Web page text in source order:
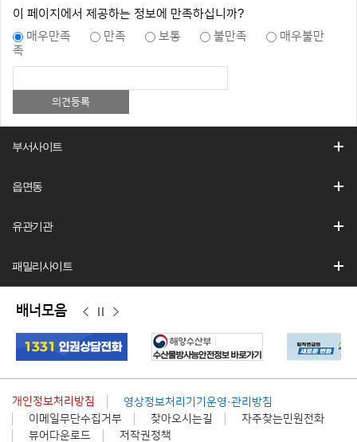
이 페이지에서 제공하는 정보에 만족하십니까?
매우만족
만족 보통 불만족
매우불만
족
부서사이트
읍면동
유관기관
패밀리사이트
배너모음
이
전
정
지
다
음
개인정보처리방침
영상정보처리기기운영·관리방침
이메일무단수집거부
찾아오시는길
자주찾는민원전화
뷰어다운로드
저작권정책